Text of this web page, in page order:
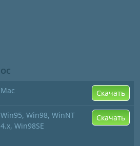
ОС
Mac Скачать
Win95, Win98, WinNT
4.x, Win98SE
Скачать